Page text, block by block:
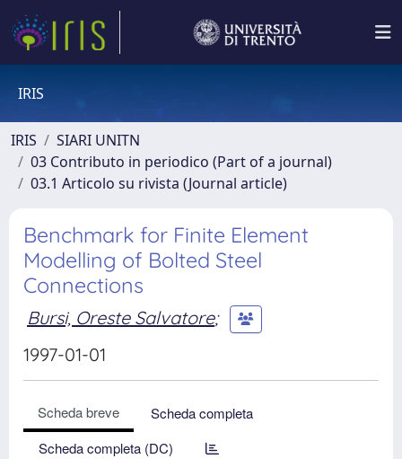
IRIS
IRIS
SIARI UNITN
03 Contributo in periodico (Part of a journal)
03.1 Articolo su rivista (Journal article)
Benchmark for Finite Element
Modelling of Bolted Steel
Connections
Bursi, Oreste Salvatore;
1997-01-01
Scheda breve
Scheda completa
Scheda completa (DC)